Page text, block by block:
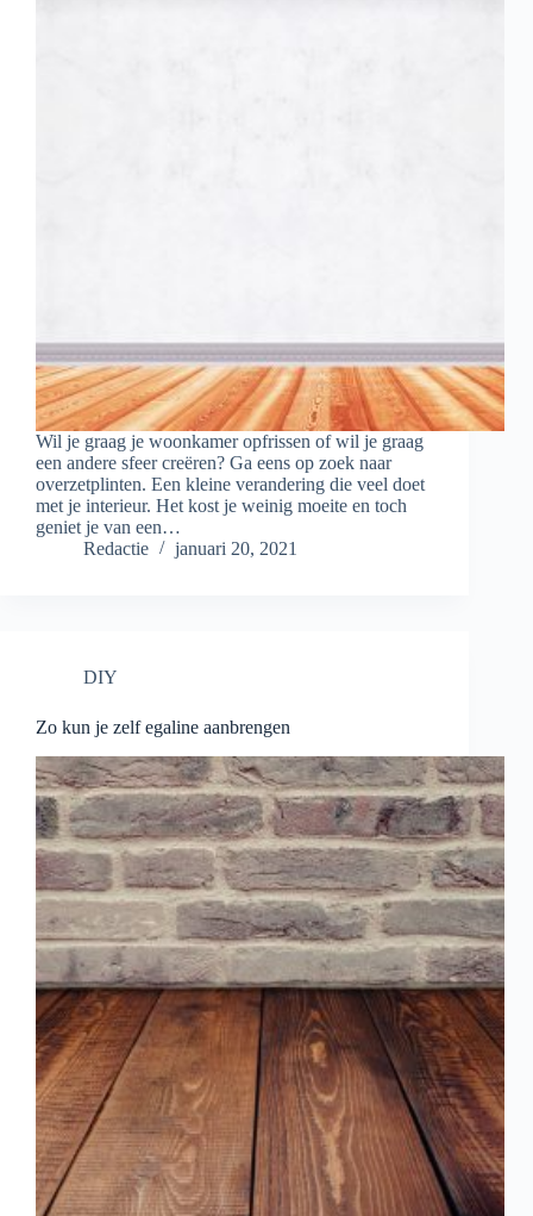
Wil je graag je woonkamer opfrissen of wil je graag
een andere sfeer creëren? Ga eens op zoek naar
overzetplinten. Een kleine verandering die veel doet
met je interieur. Het kost je weinig moeite en toch
geniet je van een…
Redactie
januari 20, 2021
DIY
Zo kun je zelf egaline aanbrengen